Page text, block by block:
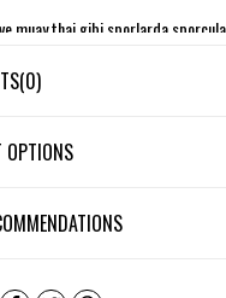
muay thai gibi sporlarda
(0)
OPTIONS